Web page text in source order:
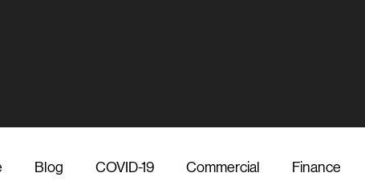
Blog COVID-19 Commercial Finance